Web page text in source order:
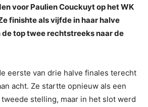
voor Paulien Couckuyt op het WK
finishte als vijfde in haar halve
top twee rechtstreeks naar de
eerste van drie halve finales terecht
acht. Ze startte opnieuw als een
stelling, maar in het slot werd